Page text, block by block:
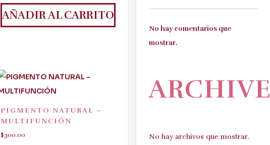
AÑADIR AL CARRITO
PIGMENTO NATURAL –
MULTIFUNCIÓN
$300.00
No hay comentarios que
mostrar.
No hay archivos que mostrar.